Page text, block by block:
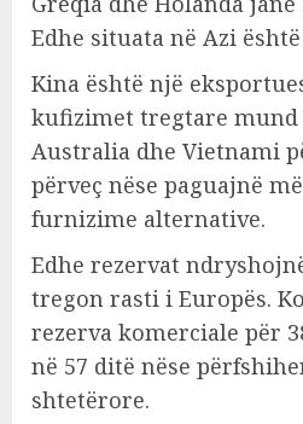
Edhe situata në Azi
Kina është një
kufizimet tregtare mund
Australia dhe Vietnami
përveç nëse paguajnë
furnizime alternative.
Edhe rezervat
tregon rasti i Europës.
rezerva komerciale për
në 57 ditë nëse
shtetërore.